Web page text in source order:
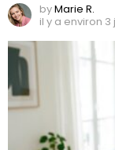
byMarie R.
il y a environ 3